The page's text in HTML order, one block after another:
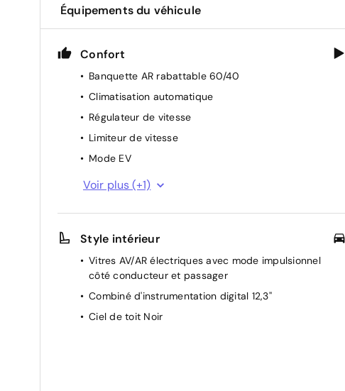
Équipements du véhicule
Confort
Banquette AR rabattable 60/40
Climatisation automatique
Régulateur de vitesse
Limiteur de vitesse
Mode EV
Caméra de recul avec radars de stationnement
AV et AR
Voir plus (+1)
Style intérieur
Vitres AV/AR électriques avec mode impulsionnel
côté conducteur et passager
Combiné d'instrumentation digital 12,3''
Ciel de toit Noir